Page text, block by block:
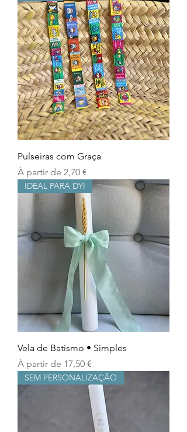
Pulseiras com Graça
À partir de 2,70 €
Prix promotionnel
IDEAL PARA DYI
Vela de Batismo • Simples
À partir de 17,50 €
Prix promotionnel
SEM PERSONALIZAÇÃO